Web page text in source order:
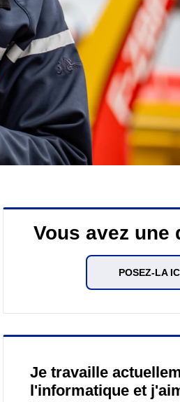
Vous avez une
POSEZ-LA
Je travaille
l'informatique et